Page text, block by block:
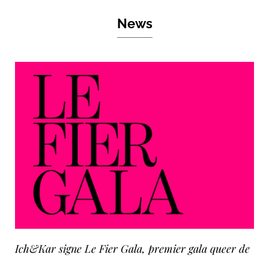
News
Ich&Kar signe Le Fier Gala, premier gala queer de